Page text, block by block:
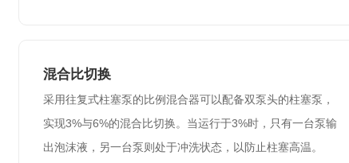
混合比切换
采用往复式柱塞泵的比例混合器可以配备双泵头的柱塞泵，
实现3%与6%的混合比切换。当运行于3%时，只有一台泵输
出泡沫液，另一台泵则处于冲洗状态，以防止柱塞高温。